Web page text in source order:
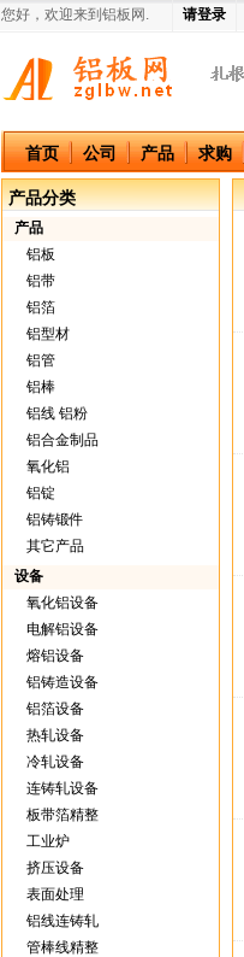
您好，欢迎来到铝板网. 请登录
中国铝板网
首页 公司 产品 求购
产品分类
产品
铝板
铝带
铝箔
铝型材
铝管
铝棒
铝线 铝粉
铝合金制品
氧化铝
铝锭
铝铸锻件
其它产品
设备
氧化铝设备
电解铝设备
熔铝设备
铝铸造设备
铝箔设备
热轧设备
冷轧设备
连铸轧设备
板带箔精整
工业炉
挤压设备
表面处理
铝线连铸轧
管棒线精整